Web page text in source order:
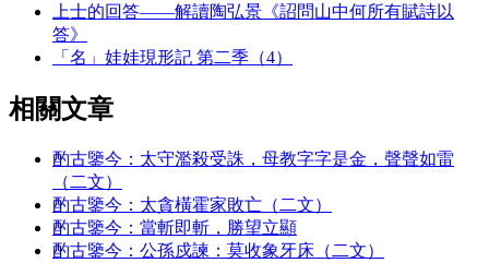
上士的回答——解讀陶弘景《詔問山中何所有賦詩以
答》
「名」娃娃現形記 第二季（4）
相關文章
酌古鑒今：太守濫殺受誅，母教字字是金，聲聲如雷
（二文）
酌古鑒今：太貪橫霍家敗亡（二文）
酌古鑒今：當斬即斬，勝望立顯
酌古鑒今：公孫戍諫：莫收象牙床（二文）